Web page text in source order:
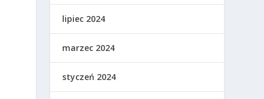
lipiec 2024
marzec 2024
styczeń 2024